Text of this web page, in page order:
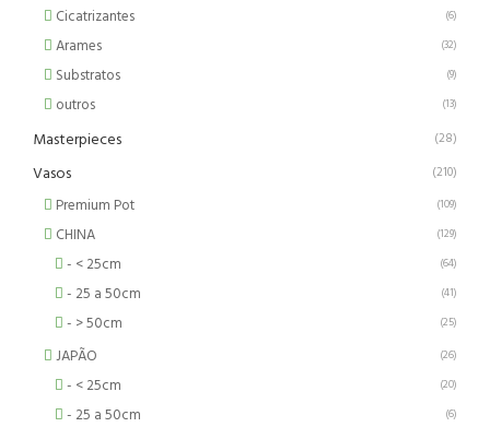
Cicatrizantes (6)
Arames (32)
Substratos (9)
outros (13)
Masterpieces (28)
Vasos (210)
Premium Pot (109)
CHINA (129)
- < 25cm (64)
- 25 a 50cm (41)
- > 50cm (25)
JAPÃO (26)
- < 25cm (20)
- 25 a 50cm (6)